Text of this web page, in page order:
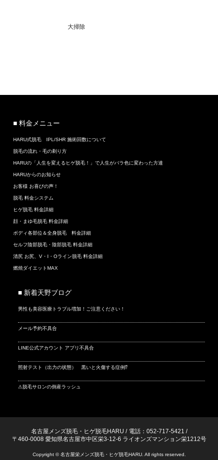
大掃除
■ 料金メニュー
HARU式脱毛 IPL/SHR 施術回数について
脱毛の流れ・毛の剃り方
HARUの「人生を変えるヒゲ脱毛！」で人生がバラ色に変わった方達
HARUからのお知らせ
お客様 お喜びの声！
脱毛 料金システム
ヒゲ脱毛 料金詳細
顔・まゆ毛脱毛 料金詳細
ボディ各部位＆全身脱毛 料金詳細
セルフ陰部脱毛・陰部脱毛 料金詳細
清尻 お尻、V・I・Oライン脱毛 料金詳細
燃焼ダイエットMAX
■ 新着天野ブログ
男性も美容医療トラブル増加！ご注意ください！
メール予約不具合
LINE公式アカウント アプリ不具合
照射テスト（出力の状態） 黒いと火傷する症例⁉
⚠脱毛サロンの倒産ラッシュ
名古屋メンズ脱毛・ヒゲ脱毛HARU / 電話：052-717-5421 /
〒460-0008 愛知県名古屋市中区栄3-12-6 ライオンズマンション栄1212号
Copyright © 名古屋栄メンズ脱毛・ヒゲ脱毛HARU. All rights reserved.